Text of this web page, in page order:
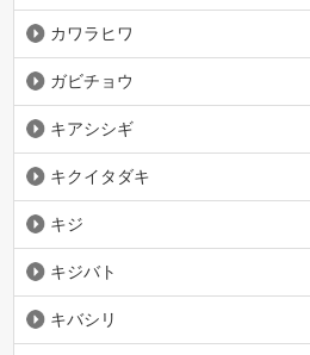
カワラヒワ
ガビチョウ
キアシシギ
キクイタダキ
キジ
キジバト
キバシリ